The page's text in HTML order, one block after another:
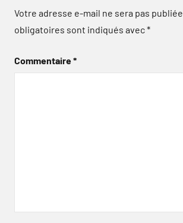
Votre adresse e-mail ne sera pas publiée.
obligatoires sont indiqués avec*
Commentaire*